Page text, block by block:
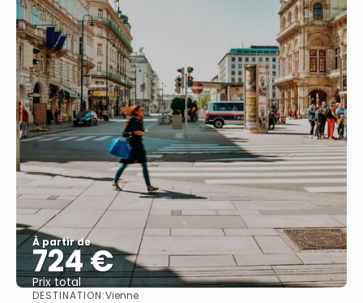
À partir de
724 €
Prix ​​total
DESTINATION:Vienne